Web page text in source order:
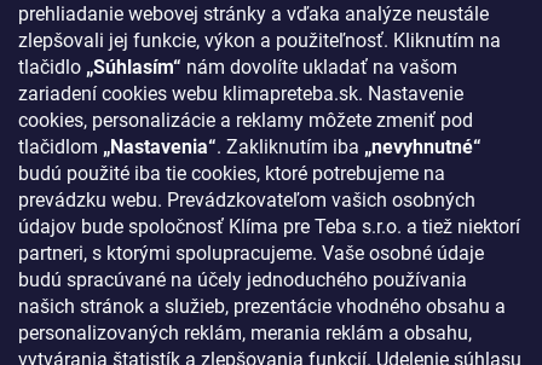
prehliadanie webovej stránky a vďaka analýze neustále
zlepšovali jej funkcie, výkon a použiteľnosť. Kliknutím na
tlačidlo „Súhlasím“ nám dovolíte ukladať na vašom
zariadení cookies webu klimapreteba.sk. Nastavenie
cookies, personalizácie a reklamy môžete zmeniť pod
tlačidlom „Nastavenia“. Zakliknutím iba „nevyhnutné“
budú použité iba tie cookies, ktoré potrebujeme na
prevádzku webu. Prevádzkovateľom vašich osobných
údajov bude spoločnosť Klíma pre Teba s.r.o. a tiež niektorí
partneri, s ktorými spolupracujeme. Vaše osobné údaje
budú spracúvané na účely jednoduchého používania
našich stránok a služieb, prezentácie vhodného obsahu a
personalizovaných reklám, merania reklám a obsahu,
vytvárania štatistík a zlepšovania funkcií. Udelenie súhlasu
Podmienky ochrany osobných údajov
Odstúpenie od zmluvy
Kontakty
KONTAKT
klima@klimapreteba.sk
0907 044 080
https://www.facebook.com/klimapreteba.sk